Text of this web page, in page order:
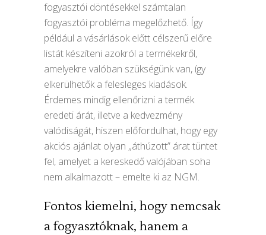
fogyasztói döntésekkel számtalan
fogyasztói probléma megelőzhető. Így
például a vásárlások előtt célszerű előre
listát készíteni azokról a termékekről,
amelyekre valóban szükségünk van, így
elkerülhetők a felesleges kiadások.
Érdemes mindig ellenőrizni a termék
eredeti árát, illetve a kedvezmény
valódiságát, hiszen előfordulhat, hogy egy
akciós ajánlat olyan „áthúzott” árat tüntet
fel, amelyet a kereskedő valójában soha
nem alkalmazott – emelte ki az NGM.
Fontos kiemelni, hogy nemcsak
a fogyasztóknak, hanem a